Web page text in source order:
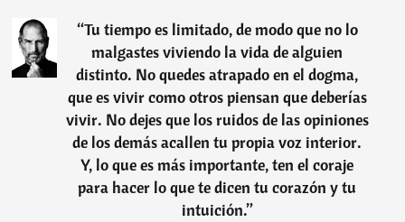
“Tu tiempo es limitado, de modo que no lo
malgastes viviendo la vida de alguien
distinto. No quedes atrapado en el dogma,
que es vivir como otros piensan que deberías
vivir. No dejes que los ruidos de las opiniones
de los demás acallen tu propia voz interior.
Y, lo que es más importante, ten el coraje
para hacer lo que te dicen tu corazón y tu
intuición.”